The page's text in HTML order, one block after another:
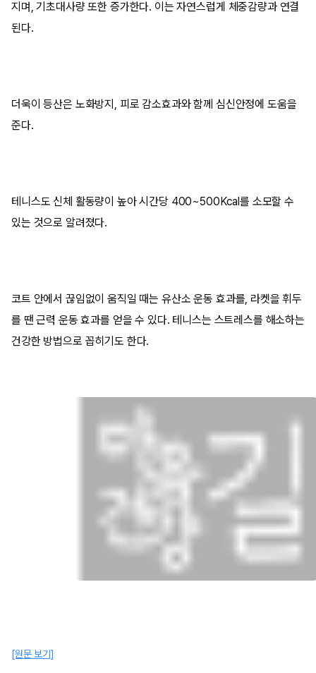
지며, 기초대사량 또한 증가한다. 이는 자연스럽게 체중감량과 연결
된다.
더욱이 등산은 노화방지, 피로 감소효과와 함께 심신안정에 도움을
준다.
테니스도 신체 활동량이 높아 시간당 400~500Kcal를 소모할 수
있는 것으로 알려졌다.
코트 안에서 끊임없이 움직일 때는 유산소 운동 효과를, 라켓을 휘두
를 땐 근력 운동 효과를 얻을 수 있다. 테니스는 스트레스를 해소하는
건강한 방법으로 꼽히기도 한다.
[원문 보기]